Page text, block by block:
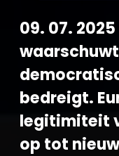
09. 07.
bedreigt.
legitimiteit
op tot